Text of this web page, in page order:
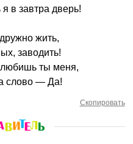
в завтра дверь!
жить,
заводить!
ты меня,
слово — Да!
Скопировать